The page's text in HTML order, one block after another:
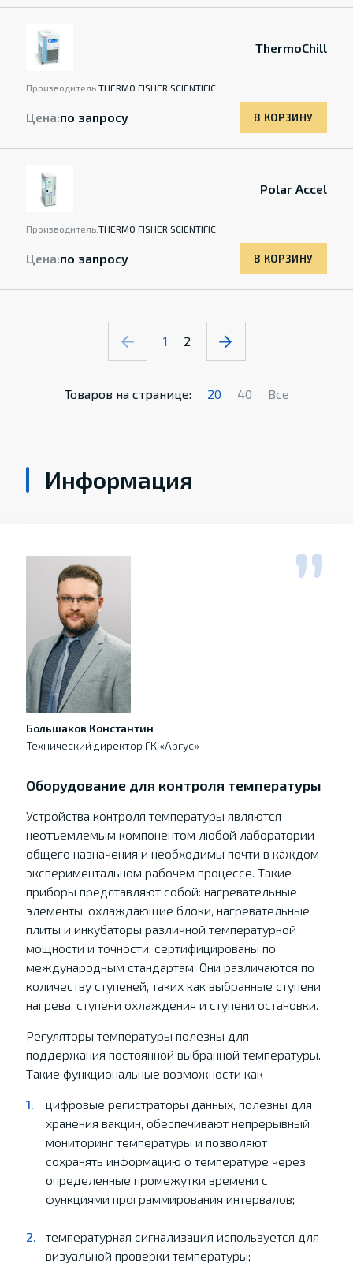
ThermoChill
Производитель:THERMO FISHER SCIENTIFIC
Цена:по запросу В КОРЗИНУ
Polar Accel
Производитель:THERMO FISHER SCIENTIFIC
Цена:по запросу В КОРЗИНУ
1 2
Товаров на странице: 20 40 Все
Информация
Большаков Константин
Технический директор ГК «Аргус»
Оборудование для контроля температуры
Устройства контроля температуры являются
неотъемлемым компонентом любой лаборатории
общего назначения и необходимы почти в каждом
экспериментальном рабочем процессе. Такие
приборы представляют собой: нагревательные
элементы, охлаждающие блоки, нагревательные
плиты и инкубаторы различной температурной
мощности и точности; сертифицированы по
международным стандартам. Они различаются по
количеству ступеней, таких как выбранные ступени
нагрева, ступени охлаждения и ступени остановки.
Регуляторы температуры полезны для
поддержания постоянной выбранной температуры.
Такие функциональные возможности как
цифровые регистраторы данных, полезны для
хранения вакцин, обеспечивают непрерывный
мониторинг температуры и позволяют
сохранять информацию о температуре через
определенные промежутки времени с
функциями программирования интервалов;
температурная сигнализация используется для
визуальной проверки температуры;